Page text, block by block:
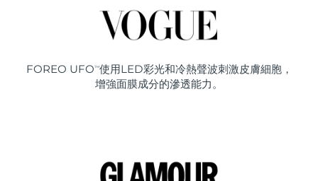
FOREO UFO TM使用LED彩光和冷熱聲波刺激皮膚細胞，
增強面膜成分的滲透能力。